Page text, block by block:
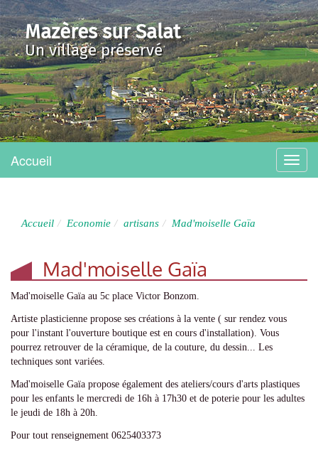
Mazères sur Salat
Un village préservé
Menu
Accueil
Accueil Economie artisans Mad'moiselle Gaïa
Mad'moiselle Gaïa
Mad'moiselle Gaïa au 5c place Victor Bonzom.
Artiste plasticienne propose ses créations à la vente ( sur rendez vous
pour l'instant l'ouverture boutique est en cours d'installation). Vous
pourrez retrouver de la céramique, de la couture, du dessin... Les
techniques sont variées.
Mad'moiselle Gaïa propose également des ateliers/cours d'arts plastiques
pour les enfants le mercredi de 16h à 17h30 et de poterie pour les adultes
le jeudi de 18h à 20h.
Pour tout renseignement 0625403373